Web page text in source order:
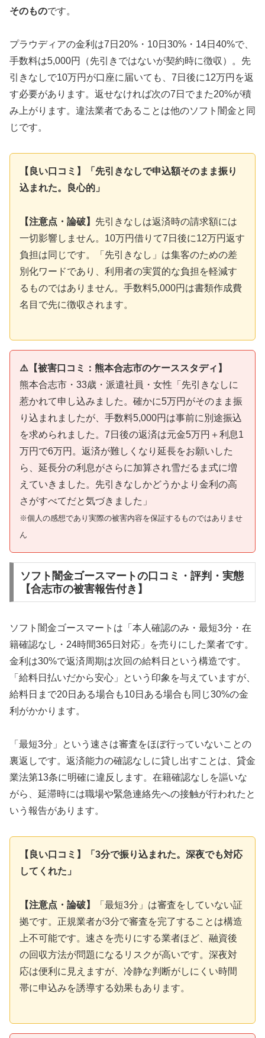
そのものです。
プラウディアの金利は7日20%・10日30%・14日40%で、
手数料は5,000円（先引きではないが契約時に徴収）。先
引きなしで10万円が口座に届いても、7日後に12万円を返
す必要があります。返せなければ次の7日でまた20%が積
み上がります。違法業者であることは他のソフト闇金と同
じです。
【良い口コミ】「先引きなしで申込額そのまま振り
込まれた。良心的」
【注意点・論破】 先引きなしは返済時の請求額には
一切影響しません。10万円借りて7日後に12万円返す
負担は同じです。「先引きなし」は集客のための差
別化ワードであり、利用者の実質的な負担を軽減す
るものではありません。手数料5,000円は書類作成費
名目で先に徴収されます。
⚠️【被害口コミ：熊本合志市のケーススタディ】
熊本合志市・33歳・派遣社員・女性「先引きなしに
惹かれて申し込みました。確かに5万円がそのまま振
り込まれましたが、手数料5,000円は事前に別途振込
を求められました。7日後の返済は元金5万円＋利息1
万円で6万円。返済が難しくなり延長をお願いした
ら、延長分の利息がさらに加算され雪だるま式に増
えていきました。先引きなしかどうかより金利の高
さがすべてだと気づきました」
※個人の感想であり実際の被害内容を保証するものではありませ
ん
ソフト闇金ゴースマートの口コミ・評判・実態
【合志市の被害報告付き】
ソフト闇金ゴースマートは「本人確認のみ・最短3分・在
籍確認なし・24時間365日対応」を売りにした業者です。
金利は30%で返済周期は次回の給料日という構造です。
「給料日払いだから安心」という印象を与えていますが、
給料日まで20日ある場合も10日ある場合も同じ30%の金
利がかかります。
「最短3分」という速さは審査をほぼ行っていないことの
裏返しです。返済能力の確認なしに貸し出すことは、貸金
業法第13条に明確に違反します。在籍確認なしを謳いな
がら、延滞時には職場や緊急連絡先への接触が行われたと
いう報告があります。
【良い口コミ】「3分で振り込まれた。深夜でも対応
してくれた」
【注意点・論破】
「最短3分」は審査をしていない証
拠です。正規業者が3分で審査を完了することは構造
上不可能です。速さを売りにする業者ほど、融資後
の回収方法が問題になるリスクが高いです。深夜対
応は便利に見えますが、冷静な判断がしにくい時間
帯に申込みを誘導する効果もあります。